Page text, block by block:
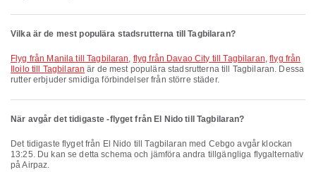
Vilka är de mest populära stadsrutterna till Tagbilaran?
flyg från Manila till Tagbilaran, flyg från Davao City till Tagbilaran,flyg från
Iloilo till Tagbilaran är de mest populära stadsrutterna till Tagbilaran. Dessa
rutter erbjuder smidiga förbindelser från större städer.
När avgår det tidigaste -flyget från El Nido till Tagbilaran?
Det tidigaste flyget från El Nido till Tagbilaran med Cebgo avgår klockan
13:25. Du kan se detta schema och jämföra andra tillgängliga flygalternativ
på Airpaz.